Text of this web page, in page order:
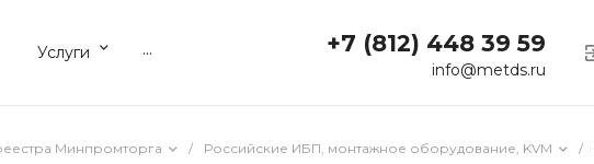
Услуги ... +7 (812) 448 39 59
info@metds.ru
Минпромторга / Российские ИБП, монтажное оборудование, KVM /